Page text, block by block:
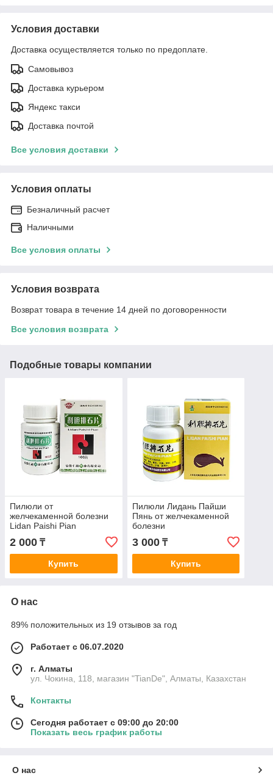
Условия доставки
Доставка осуществляется только по предоплате.
Самовывоз
Доставка курьером
Яндекс такси
Доставка почтой
Все условия доставки
Условия оплаты
Безналичный расчет
Наличными
Все условия оплаты
Условия возврата
Возврат товара в течение 14 дней по договоренности
Все условия возврата
Подобные товары компании
Пилюли от
желчекаменной болезни
Lidan Paishi Pian
2 000 ₸
Купить
Пилюли Лидань Пайши
Пянь от желчекаменной
болезни
3 000₸
Купить
О нас
89% положительных из 19 отзывов за год
Работает с 06.07.2020
г. Алматы
ул. Чокина, 118, магазин "TianDe", Алматы, Казахстан
Контакты
Сегодня работает с 09:00 до 20:00
Показать весь график работы
О нас